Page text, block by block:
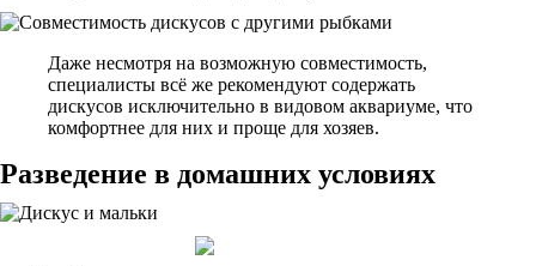
Даже несмотря на возможную совместимость,
специалисты всё же рекомендуют содержать
дискусов исключительно в видовом аквариуме, что
комфортнее для них и проще для хозяев.
Разведение в домашних условиях